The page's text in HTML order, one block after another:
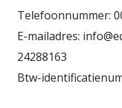
Telefoonnummer:
E-mailadres:
24288163
Btw-